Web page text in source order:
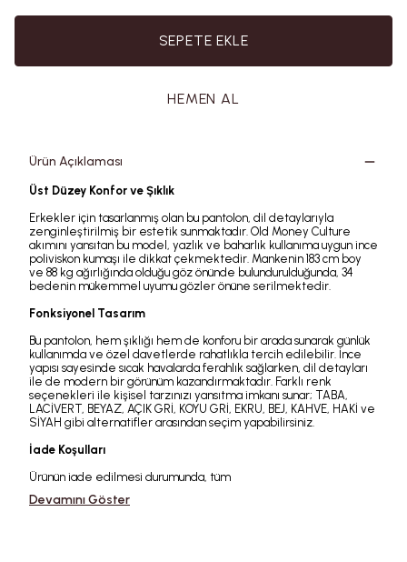
SEPETE EKLE
HEMEN AL
Ürün Açıklaması
Üst Düzey Konfor ve Şıklık
Erkekler için tasarlanmış olan bu pantolon, dil detaylarıyla
zenginleştirilmiş bir estetik sunmaktadır. Old Money Culture
akımını yansıtan bu model, yazlık ve baharlık kullanıma uygun ince
poliviskon kumaşı ile dikkat çekmektedir. Mankenin 183 cm boy
ve 88 kg ağırlığında olduğu göz önünde bulundurulduğunda, 34
bedenin mükemmel uyumu gözler önüne serilmektedir.
Fonksiyonel Tasarım
Bu pantolon, hem şıklığı hem de konforu bir arada sunarak günlük
kullanımda ve özel davetlerde rahatlıkla tercih edilebilir. İnce
yapısı sayesinde sıcak havalarda ferahlık sağlarken, dil detayları
ile de modern bir görünüm kazandırmaktadır. Farklı renk
seçenekleri ile kişisel tarzınızı yansıtma imkanı sunar; TABA,
LACİVERT, BEYAZ, AÇIK GRİ, KOYU GRİ, EKRU, BEJ, KAHVE, HAKİ ve
SİYAH gibi alternatifler arasından seçim yapabilirsiniz.
İade Koşulları
Ürünün iade edilmesi durumunda, tüm
Devamını Göster